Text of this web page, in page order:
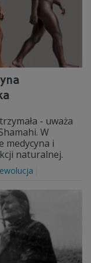
- uważa
W
medycyna i
naturalnej.
ewolucja